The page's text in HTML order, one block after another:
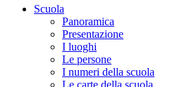
Scuola
Panoramica
Presentazione
I luoghi
Le persone
I numeri della scuola